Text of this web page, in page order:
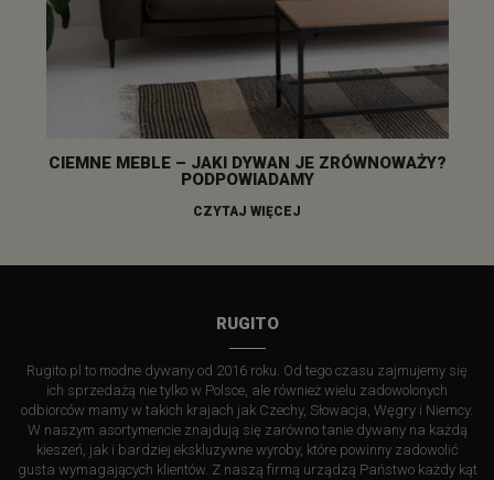
CIEMNE MEBLE – JAKI DYWAN JE ZRÓWNOWAŻY?
PODPOWIADAMY
CZYTAJ WIĘCEJ
RUGITO
Rugito.pl to modne dywany od 2016 roku. Od tego czasu zajmujemy się
ich sprzedażą nie tylko w Polsce, ale również wielu zadowolonych
odbiorców mamy w takich krajach jak Czechy, Słowacja, Węgry i Niemcy.
W naszym asortymencie znajdują się zarówno tanie dywany na każdą
kieszeń, jak i bardziej ekskluzywne wyroby, które powinny zadowolić
gusta wymagających klientów. Z naszą firmą urządzą Państwo każdy kąt